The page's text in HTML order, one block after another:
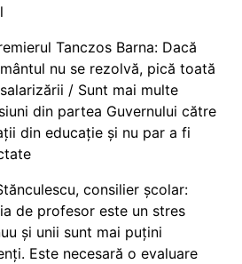
Tanczos Barna: Dacă
nu se rezolvă, pică toată
/ Sunt mai multe
din partea Guvernului către
din educație și nu par a fi
consilier școlar:
de profesor este un stres
și unii sunt mai puțini
Este necesară o evaluare